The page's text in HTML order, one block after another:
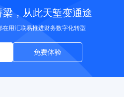
，从此天堑变通途
用汇联易推进财务数字化转型
免费体验